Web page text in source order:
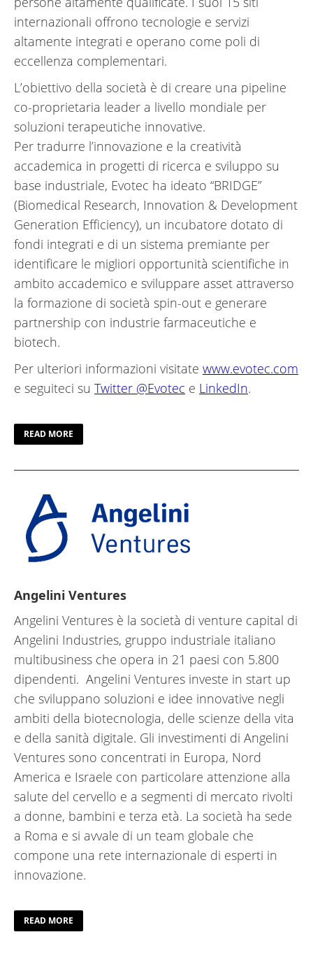
internazionali offrono tecnologie e servizi
altamente integrati e operano come poli di
eccellenza complementari.
L’obiettivo della società è di creare una pipeline
co-proprietaria leader a livello mondiale per
soluzioni terapeutiche innovative.
Per tradurre l’innovazione e la creatività
accademica in progetti di ricerca e sviluppo su
base industriale, Evotec ha ideato “BRIDGE”
(Biomedical Research, Innovation & Development
Generation Efficiency), un incubatore dotato di
fondi integrati e di un sistema premiante per
identificare le migliori opportunità scientifiche in
ambito accademico e sviluppare asset attraverso
la formazione di società spin-out e generare
partnership con industrie farmaceutiche e
biotech.
Per ulteriori informazioni visitate www.evotec.com
e seguiteci su Twitter @Evotec e LinkedIn.
READ MORE
Angelini Ventures
Angelini Ventures è la società di venture capital di
Angelini Industries, gruppo industriale italiano
multibusiness che opera in 21 paesi con 5.800
dipendenti. Angelini Ventures investe in start up
che sviluppano soluzioni e idee innovative negli
ambiti della biotecnologia, delle scienze della vita
e della sanità digitale. Gli investimenti di Angelini
Ventures sono concentrati in Europa, Nord
America e Israele con particolare attenzione alla
salute del cervello e a segmenti di mercato rivolti
a donne, bambini e terza età. La società ha sede
a Roma e si avvale di un team globale che
compone una rete internazionale di esperti in
innovazione.
READ MORE